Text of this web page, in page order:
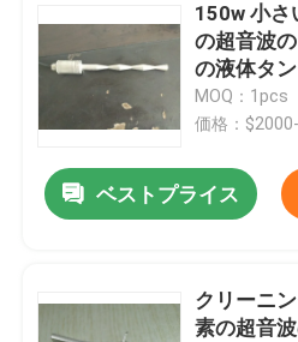
150w 小さ
の超音波
の液体タ
MOQ：1pcs
価格：
ベストプライス
クリーニ
素の超音